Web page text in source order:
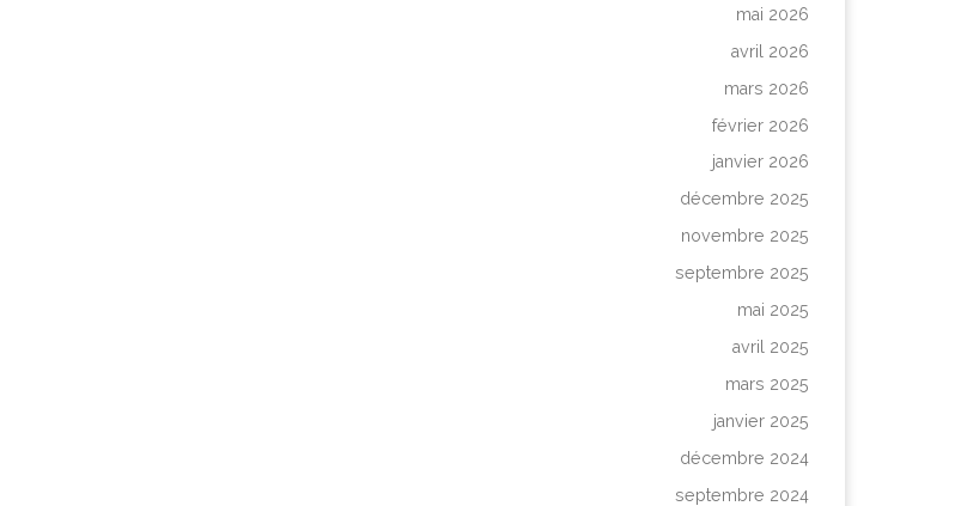
mai 2026
avril 2026
mars 2026
février 2026
janvier 2026
décembre 2025
novembre 2025
septembre 2025
mai 2025
avril 2025
mars 2025
janvier 2025
décembre 2024
septembre 2024